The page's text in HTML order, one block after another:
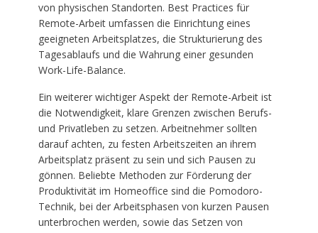
von physischen Standorten. Best Practices für
Remote-Arbeit umfassen die Einrichtung eines
geeigneten Arbeitsplatzes, die Strukturierung des
Tagesablaufs und die Wahrung einer gesunden
Work-Life-Balance.
Ein weiterer wichtiger Aspekt der Remote-Arbeit ist
die Notwendigkeit, klare Grenzen zwischen Berufs-
und Privatleben zu setzen. Arbeitnehmer sollten
darauf achten, zu festen Arbeitszeiten an ihrem
Arbeitsplatz präsent zu sein und sich Pausen zu
gönnen. Beliebte Methoden zur Förderung der
Produktivität im Homeoffice sind die Pomodoro-
Technik, bei der Arbeitsphasen von kurzen Pausen
unterbrochen werden, sowie das Setzen von